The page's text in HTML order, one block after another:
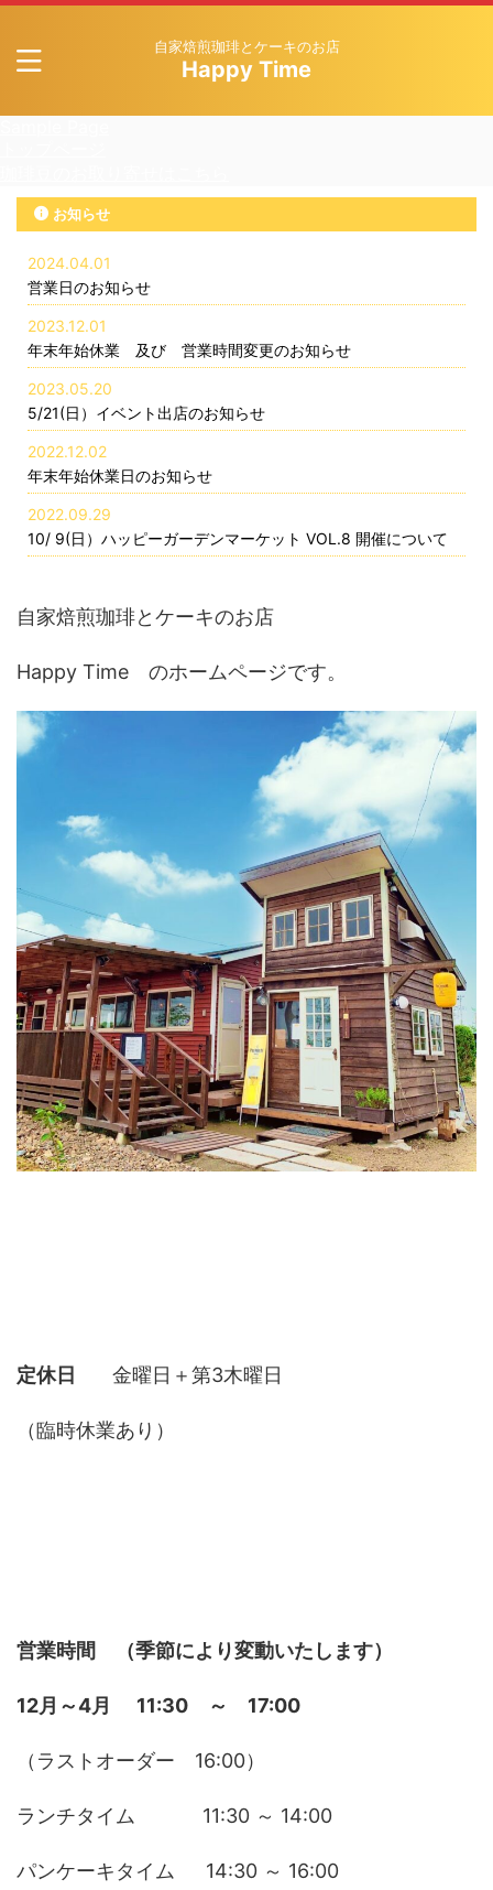
自家焙煎珈琲とケーキのお店
Happy Time
お知らせ
2024.04.01
営業日のお知らせ
2023.12.01
年末年始休業 及び 営業時間変更のお知らせ
2023.05.20
5/21(日）イベント出店のお知らせ
2022.12.02
年末年始休業日のお知らせ
2022.09.29
10/ 9(日）ハッピーガーデンマーケット VOL.8 開催について
自家焙煎珈琲とケーキのお店
Happy Time のホームページです。
定休日 金曜日＋第3木曜日
（臨時休業あり）
営業時間 （季節により変動いたします）
12月～4月 11:30 ～ 17:00
（ラストオーダー 16:00）
ランチタイム 11:30 ～ 14:00
パンケーキタイム 14:30 ～ 16:00